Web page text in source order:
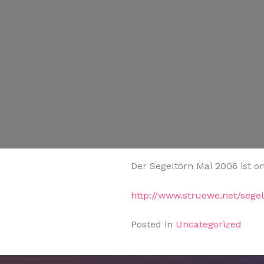
Der Segeltörn Mai 2006 ist
http://www.struewe.net/
Posted in Uncategorized